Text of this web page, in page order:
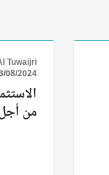
Tuwaijri
08/2024
من